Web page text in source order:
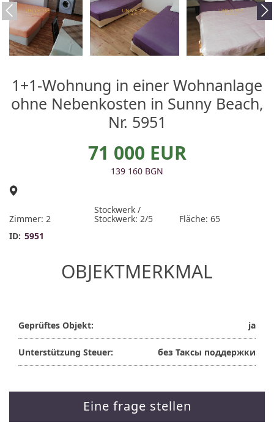
1+1-Wohnung in einer Wohnanlage
ohne Nebenkosten in Sunny Beach,
Nr. 5951
71 000 EUR
139 160 BGN
Zimmer: 2
Stockwerk /
Stockwerk: 2/5
Fläche: 65
ID: 5951
OBJEKTMERKMAL
Geprüftes Objekt: ja
Unterstützung Steuer: без Таксы поддержки
Eine frage stellen